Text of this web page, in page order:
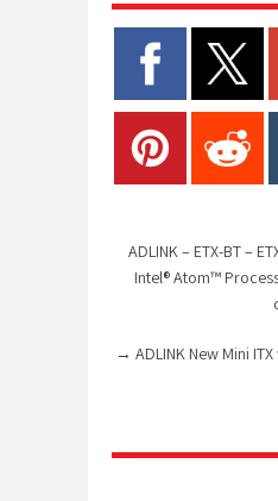
ADLINK – ETX-BT –
Intel® Atom™
ADLINK New Mini
→